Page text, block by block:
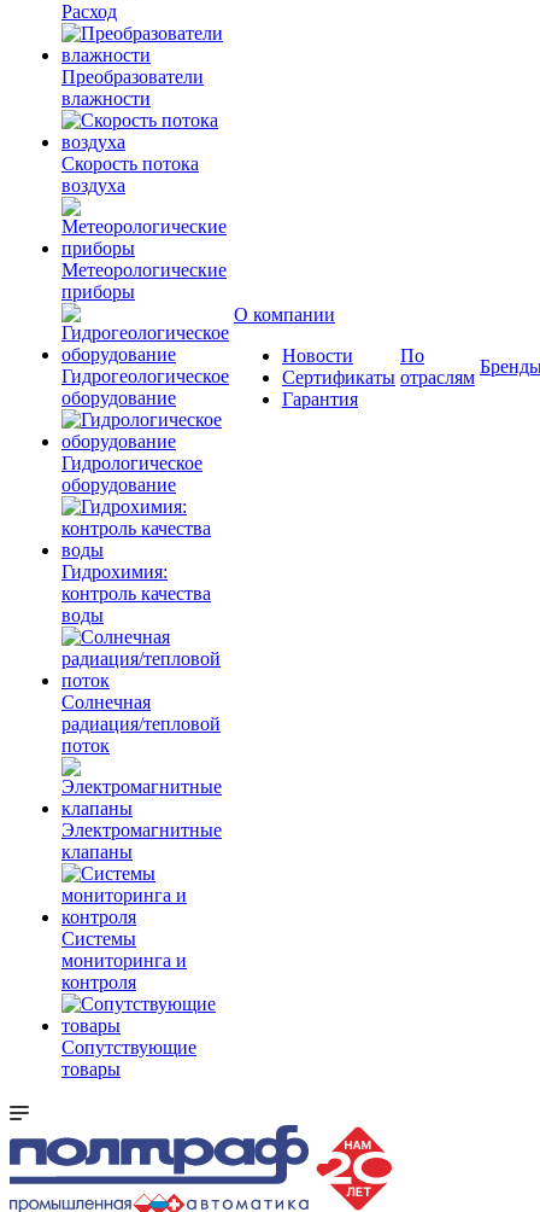
Расход
Преобразователи
влажности
Скорость потока
воздуха
Метеорологические
приборы
Гидрогеологическое
оборудование
Гидрологическое
оборудование
Гидрохимия:
контроль качества
воды
Солнечная
радиация/тепловой
поток
Электромагнитные
клапаны
Системы
мониторинга и
контроля
Сопутствующие
товары
О компании
Новости
Сертификаты
Гарантия
По
отраслям